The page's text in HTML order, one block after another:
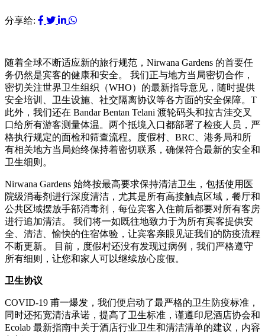
分享给:
随着全球不断适应新的旅行规范，Nirwana Gardens 的首要任
务仍然是宾客的健康和安全。 我们正与地方当局密切合作，
密切关注世界卫生组织（WHO）的最新指导意见，随时提供
安全培训、卫生设施、社交隔离协议等各方面的安全保障。T
此外，我们还在 Bandar Bentan Telani 渡轮码头和拉古洼交叉
口给所有游客测量体温。两个抵境入口都部署了检疫人员，严
格执行规定的面检和筛查流程。度假村、BRC、港务局和所
有相关地方当局始终保持着密切联系，确保符合最新的安全和
卫生细则。
Nirwana Gardens 始终按最高要求保持清洁卫生，包括使用医
院级消毒剂进行深度清洁，尤其是所有高接触点区域，餐厅和
公共区域摆放手部消毒剂，每位宾客入住前后都要对所有客房
进行追加清洁。 我们将一如既往地致力于为所有宾客提供安
全、清洁、愉快的住宿体验，让宾客亲眼见证我们的防疫流程
不断更新。 目前，度假村还没有发现过病例，我们严格遵守
所有细则，让您和家人可以继续放心度假。
卫生协议
COVID-19 甫一爆发，我们便启动了最严格的卫生防疫标准，
同时还拓宽清洁承诺，提高了卫生标准，谨遵印尼酒店协会和
Ecolab 最新指南中关于酒店行业卫生和清洁清单的建议，内容